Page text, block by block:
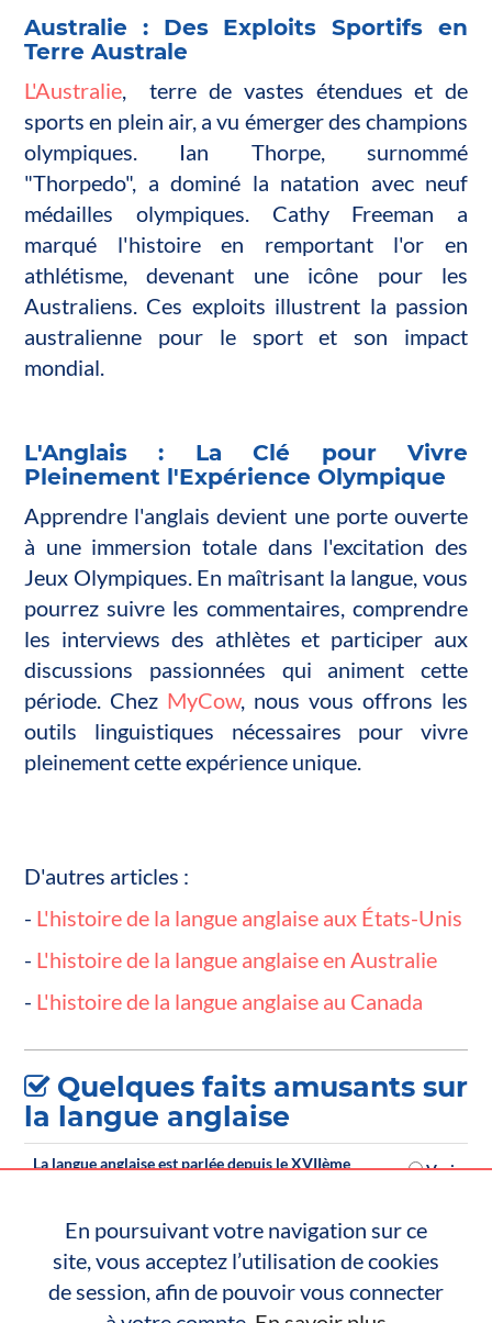
En poursuivant votre navigation sur ce
site, vous acceptez l’utilisation de cookies
de session, afin de pouvoir vous connecter
Australie : Des Exploits Sportifs en
Terre Australe
L'Australie , terre de vastes étendues et de
sports en plein air, a vu émerger des champions
olympiques. Ian Thorpe, surnommé
"Thorpedo", a dominé la natation avec neuf
médailles olympiques. Cathy Freeman a
marqué l'histoire en remportant l'or en
athlétisme, devenant une icône pour les
Australiens. Ces exploits illustrent la passion
australienne pour le sport et son impact
mondial.
L'Anglais : La Clé pour Vivre
Pleinement l'Expérience Olympique
Apprendre l'anglais devient une porte ouverte
à une immersion totale dans l'excitation des
Jeux Olympiques. En maîtrisant la langue, vous
pourrez suivre les commentaires, comprendre
les interviews des athlètes et participer aux
discussions passionnées qui animent cette
période. Chez MyCow, nous vous offrons les
outils linguistiques nécessaires pour vivre
pleinement cette expérience unique.
D'autres articles :
- L'histoire de la langue anglaise aux États-Unis
- L'histoire de la langue anglaise en Australie
- L'histoire de la langue anglaise au Canada
Quelques faits amusants sur
la langue anglaise
La langue anglaise est parlée depuis le XVIIème
Vrai
Faux
Valider